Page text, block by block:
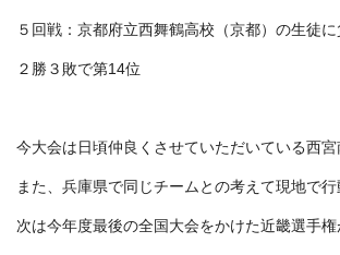
５回戦：京都府立西舞鶴高校（京都）の生徒に
２勝３敗で第14位
今大会は日頃仲良くさせていただいている西
また、兵庫県で同じチームとの考えて現地で
次は今年度最後の全国大会をかけた近畿選手